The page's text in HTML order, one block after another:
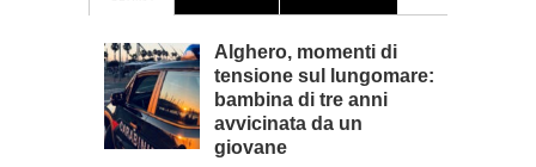
Alghero, momenti di
tensione sul lungomare:
bambina di tre anni
avvicinata da un
giovane